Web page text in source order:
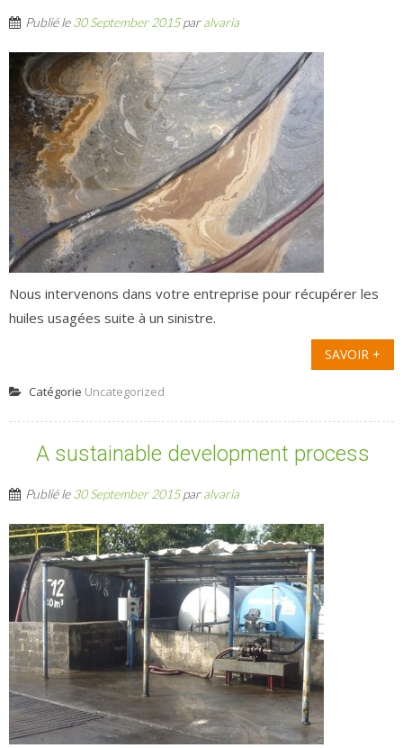
Publié le30 September 2015paralvaria
Nous intervenons dans votre entreprise pour récupérer les
huiles usagées suite à un sinistre.
SAVOIR +
Catégorie Uncategorized
A sustainable development process
Publié le30 September 2015paralvaria